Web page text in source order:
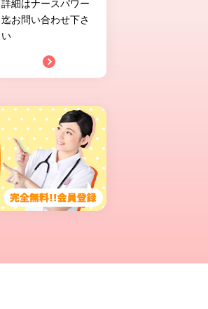
詳細はナースパワー
迄お問い合わせ下さ
い